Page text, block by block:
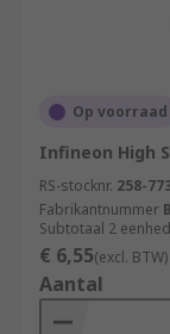
Op voorraad
Infineon High
RS-stocknr. 258-
Fabrikantnummer
Subtotaal 2
€ 6,55(excl. BTW)
Aantal